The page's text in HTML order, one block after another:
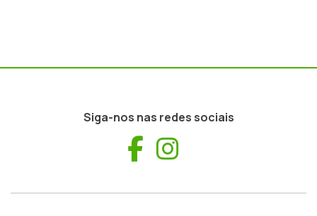
Siga-nos nas redes sociais
Facebook